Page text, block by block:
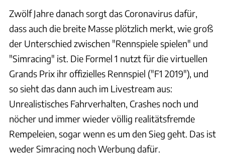
Zwölf Jahre danach sorgt das Coronavirus dafür,
dass auch die breite Masse plötzlich merkt, wie groß
der Unterschied zwischen "Rennspiele spielen" und
"Simracing" ist. Die Formel 1 nutzt für die virtuellen
Grands Prix ihr offizielles Rennspiel ("F1 2019"), und
so sieht das dann auch im Livestream aus:
Unrealistisches Fahrverhalten, Crashes noch und
nöcher und immer wieder völlig realitätsfremde
Rempeleien, sogar wenn es um den Sieg geht. Das ist
weder Simracing noch Werbung dafür.